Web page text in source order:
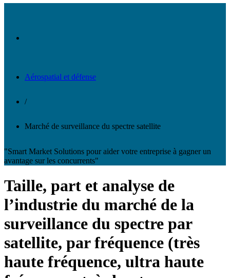
Aérospatial et défense
/
Marché de surveillance du spectre satellite
"Smart Market Solutions pour aider votre entreprise à gagner un
avantage sur les concurrents"
Taille, part et analyse de
l’industrie du marché de la
surveillance du spectre par
satellite, par fréquence (très
haute fréquence, ultra haute